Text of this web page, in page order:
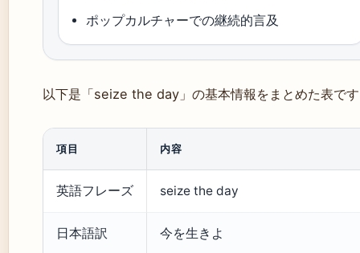
ポップカルチャーでの継続的言及
以下是「seize the day」の基本情報をまとめた表で
項目 内容
英語フレーズ seize the day
日本語訳 今を生きよ